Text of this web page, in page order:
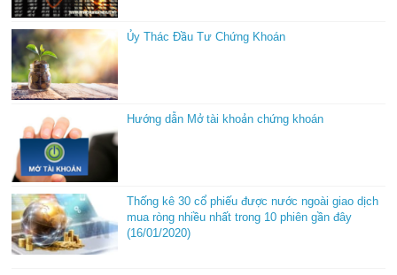
Ủy Thác Đầu Tư Chứng Khoán
Hướng dẫn Mở tài khoản chứng khoán
Thống kê 30 cổ phiếu được nước ngoài giao dịch
mua ròng nhiều nhất trong 10 phiên gần đây
(16/01/2020)